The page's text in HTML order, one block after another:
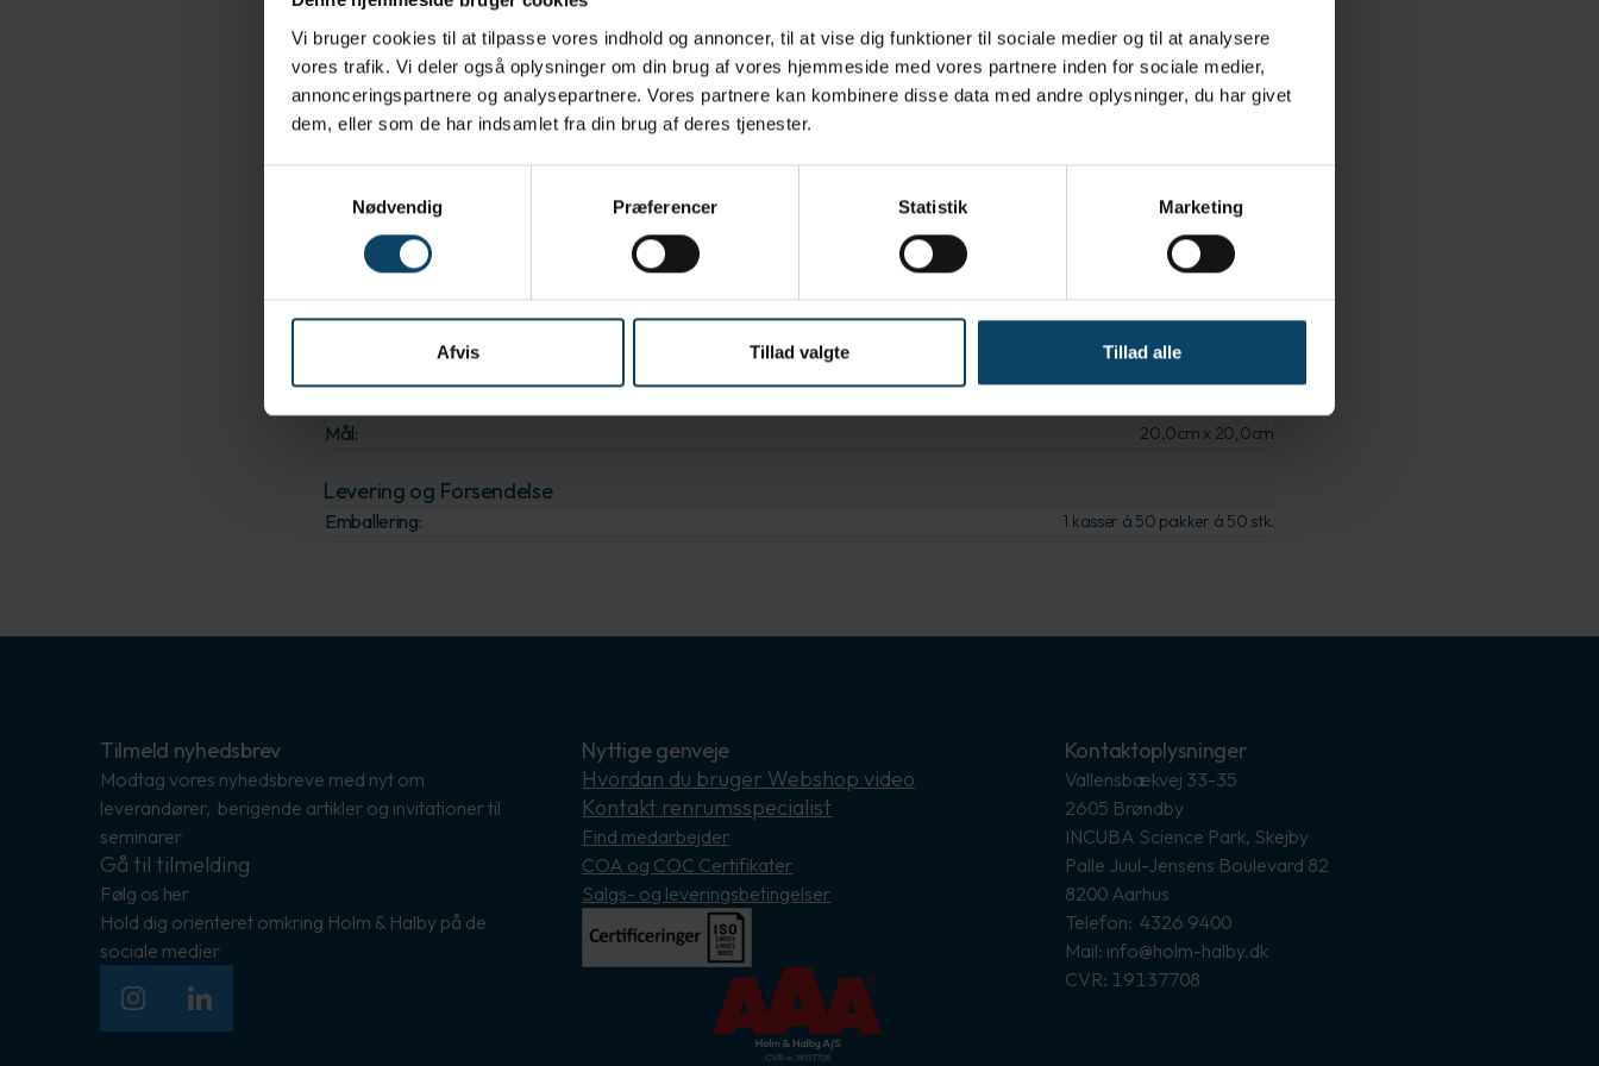
Vi bruger cookies til at tilpasse vores indhold og annoncer, til at vise dig funktioner til sociale medier og til at analysere
vores trafik. Vi deler også oplysninger om din brug af vores hjemmeside med vores partnere inden for sociale medier,
annonceringspartnere og analysepartnere. Vores partnere kan kombinere disse data med andre oplysninger, du har givet
dem, eller som de har indsamlet fra din brug af deres tjenester.
Nødvendig
Præferencer Statistik Marketing
Afvis Tillad valgte Tillad alle
Egenskaber
Velegnet til ISO Klasse 5-8 miljøer
Meltblown polypropylenstof er ekstraordinært rent og fri for tilsætningsstoffer
Lavt indhold af partikler og fibre, hvilket gør det ideelt til en bred vifte af kritiske applikationer
Genlukkelig pose bevarer renhed og mætning af opløsningsmiddel
Tør/Våd: Våd
Formætningsmiddel: 70% IPA and 30% DI water
Mål: 20,0cm x 20,0cm
Levering og Forsendelse
Emballering: 1 kasser á 50 pakker á 50 stk.
Tilmeld nyhedsbrev
Modtag vores nyhedsbreve med nyt om
leverandører, berigende artikler og invitationer til
seminarer
Gå til tilmelding
Følg os her
Hold dig orienteret omkring Holm & Halby på de
sociale medier
InstagramLinkedIn
Nyttige genveje
Hvordan du bruger Webshop video
Kontakt renrumsspecialist
Find medarbejder
COA og COC Certifikater
Salgs- og leveringsbetingelser
Kontaktoplysninger
Vallensbækvej 33-35
2605 Brøndby
INCUBA Science Park, Skejby
Palle Juul-Jensens Boulevard 82
8200 Aarhus
Telefon: 4326 9400
Mail: info@holm-halby.dk
CVR: 19137708